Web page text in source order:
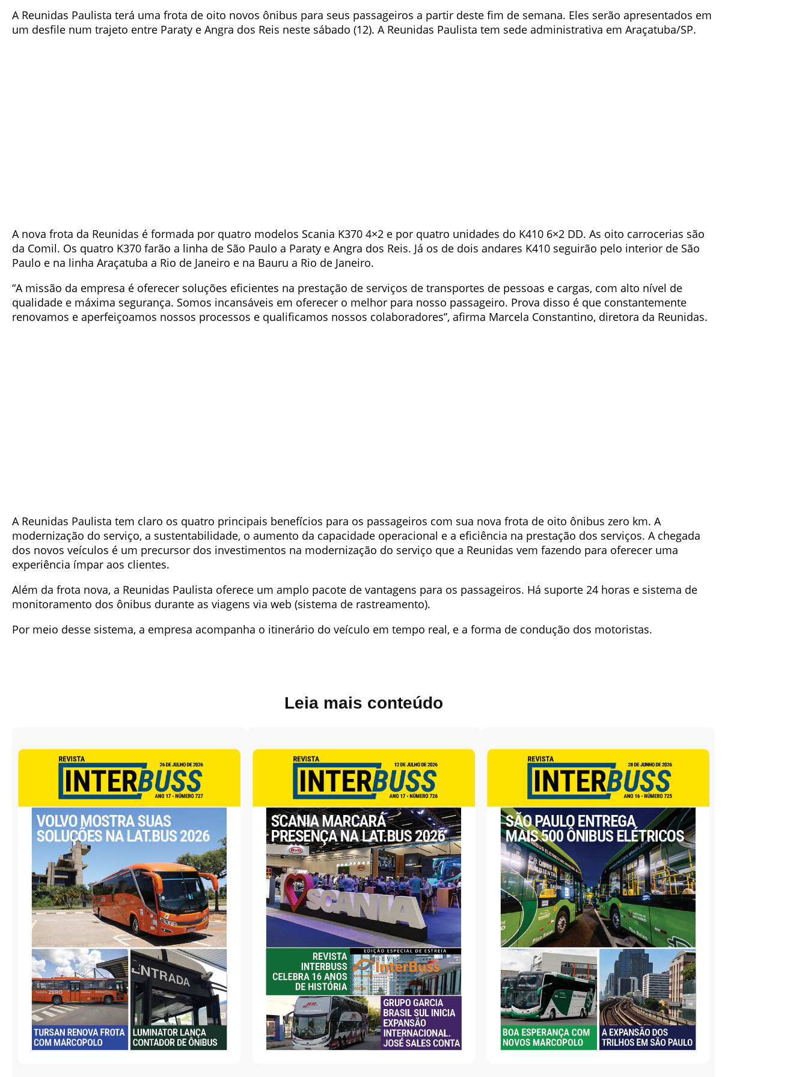
A Reunidas Paulista terá uma frota de oito novos ônibus para seus passageiros a partir deste fim de semana. Eles serão apresentados em
um desfile num trajeto entre Paraty e Angra dos Reis neste sábado (12). A Reunidas Paulista tem sede administrativa em Araçatuba/SP.
A nova frota da Reunidas é formada por quatro modelos Scania K370 4×2 e por quatro unidades do K410 6×2 DD. As oito carrocerias são
da Comil. Os quatro K370 farão a linha de São Paulo a Paraty e Angra dos Reis. Já os de dois andares K410 seguirão pelo interior de São
Paulo e na linha Araçatuba a Rio de Janeiro e na Bauru a Rio de Janeiro.
“A missão da empresa é oferecer soluções eficientes na prestação de serviços de transportes de pessoas e cargas, com alto nível de
qualidade e máxima segurança. Somos incansáveis em oferecer o melhor para nosso passageiro. Prova disso é que constantemente
renovamos e aperfeiçoamos nossos processos e qualificamos nossos colaboradores”, afirma Marcela Constantino, diretora da Reunidas.
A Reunidas Paulista tem claro os quatro principais benefícios para os passageiros com sua nova frota de oito ônibus zero km. A
modernização do serviço, a sustentabilidade, o aumento da capacidade operacional e a eficiência na prestação dos serviços. A chegada
dos novos veículos é um precursor dos investimentos na modernização do serviço que a Reunidas vem fazendo para oferecer uma
experiência ímpar aos clientes.
Além da frota nova, a Reunidas Paulista oferece um amplo pacote de vantagens para os passageiros. Há suporte 24 horas e sistema de
monitoramento dos ônibus durante as viagens via web (sistema de rastreamento).
Por meio desse sistema, a empresa acompanha o itinerário do veículo em tempo real, e a forma de condução dos motoristas.
Leia mais conteúdo